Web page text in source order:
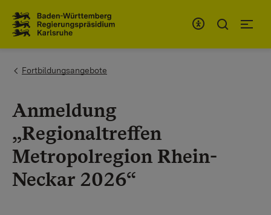
You are here:
Fortbildungsangebote
Anmeldung
„Regionaltreffen
Metropolregion Rhein-
Neckar 2026“